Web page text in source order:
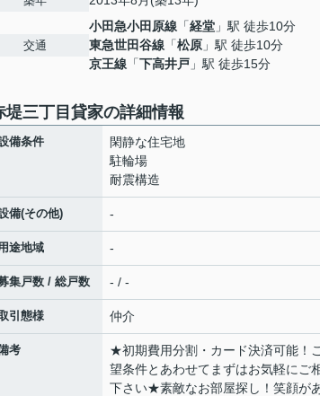
交通
小田急小田原線 「経堂 」駅 徒歩10分
東急世田谷線 「松原 」駅 徒歩10分
京王線 「下高井戸 」駅 徒歩15分
堤三丁目貸家の詳細情報
備条件
閑静な住宅地
駐輪場
耐震構造
備(その他) -
途地域 -
集戸数 / 総戸数 - / -
引態様 仲介
考
★初期費用分割・カード決済可能！
望条件とあわせてまずはお気軽にご
下さい★素敵なお部屋探し！笑顔が